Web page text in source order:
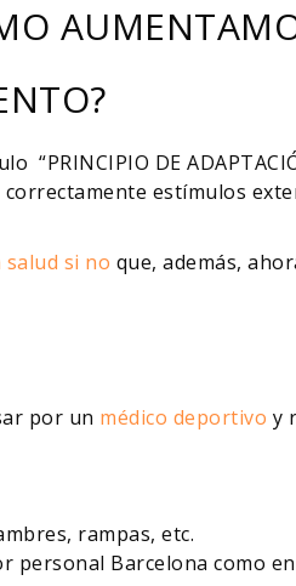
“PRINCIPIO DE
correctamente estímulos
si no que, además,
por un médico deportivo y
rampas, etc.
Barcelona como en